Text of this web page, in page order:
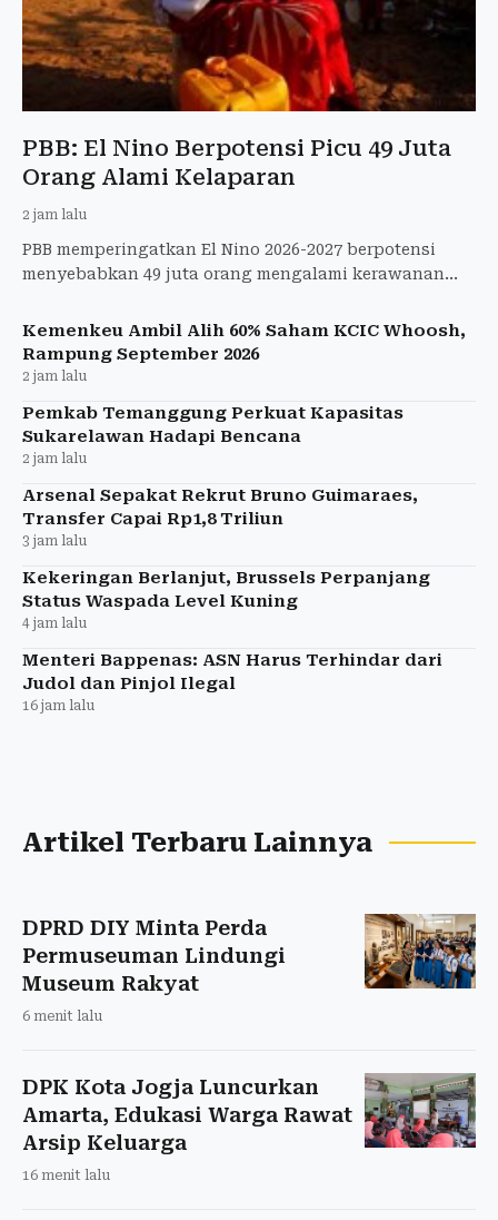
PBB: El Nino Berpotensi Picu 49 Juta
Orang Alami Kelaparan
2 jam lalu
PBB memperingatkan El Nino 2026-2027 berpotensi
menyebabkan 49 juta orang mengalami kerawanan
Kemenkeu Ambil Alih 60% Saham KCIC Whoosh,
Rampung September 2026
2 jam lalu
Pemkab Temanggung Perkuat Kapasitas
Sukarelawan Hadapi Bencana
2 jam lalu
Arsenal Sepakat Rekrut Bruno Guimaraes,
Transfer Capai Rp1,8 Triliun
3 jam lalu
Kekeringan Berlanjut, Brussels Perpanjang
Status Waspada Level Kuning
4 jam lalu
Menteri Bappenas: ASN Harus Terhindar dari
Judol dan Pinjol Ilegal
16 jam lalu
Artikel Terbaru Lainnya
DPRD DIY Minta Perda
Permuseuman Lindungi
Museum Rakyat
6 menit lalu
DPK Kota Jogja Luncurkan
Amarta, Edukasi Warga Rawat
Arsip Keluarga
16 menit lalu